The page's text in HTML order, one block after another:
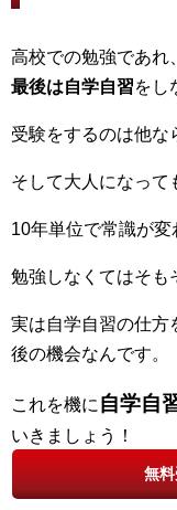
高校での勉強であれ
最後は自学自習をし
受験をするのは他な
そして大人になって
10年単位で常識が変
勉強しなくてはそも
実は自学自習の仕方
後の機会なんです。
これを機に 自学自
いきましょう！
無